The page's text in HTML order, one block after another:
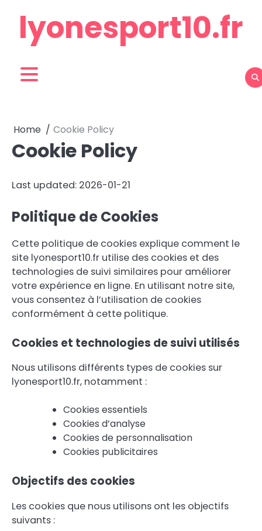
contentlyonesport10.fr
Home Cookie Policy
Cookie Policy
Last updated: 2026-01-21
Politique de Cookies
Cette politique de cookies explique comment le
site lyonesport10.fr utilise des cookies et des
technologies de suivi similaires pour améliorer
votre expérience en ligne. En utilisant notre site,
vous consentez à l’utilisation de cookies
conformément à cette politique.
Cookies et technologies de suivi utilisés
Nous utilisons différents types de cookies sur
lyonesport10.fr, notamment :
Cookies essentiels
Cookies d’analyse
Cookies de personnalisation
Cookies publicitaires
Objectifs des cookies
Les cookies que nous utilisons ont les objectifs
suivants :